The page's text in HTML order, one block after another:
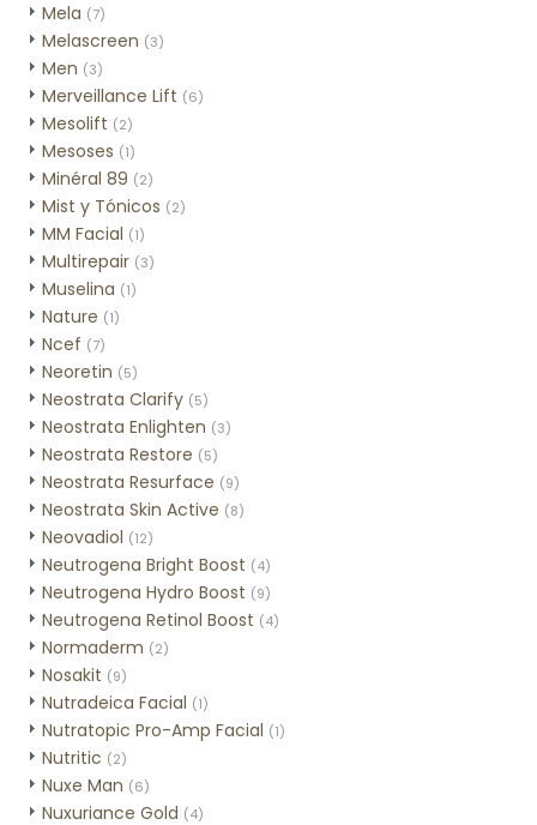
Mela (7)
Melascreen (3)
Men (3)
Merveillance Lift (6)
Mesolift (2)
Mesoses (1)
Minéral 89 (2)
Mist y Tónicos (2)
MM Facial (1)
Multirepair (3)
Muselina (1)
Nature (1)
Ncef (7)
Neoretin (5)
Neostrata Clarify (5)
Neostrata Enlighten (3)
Neostrata Restore (5)
Neostrata Resurface (9)
Neostrata Skin Active (8)
Neovadiol (12)
Neutrogena Bright Boost (4)
Neutrogena Hydro Boost (9)
Neutrogena Retinol Boost (4)
Normaderm (2)
Nosakit (9)
Nutradeica Facial (1)
Nutratopic Pro-Amp Facial (1)
Nutritic (2)
Nuxe Man (6)
Nuxuriance Gold (4)